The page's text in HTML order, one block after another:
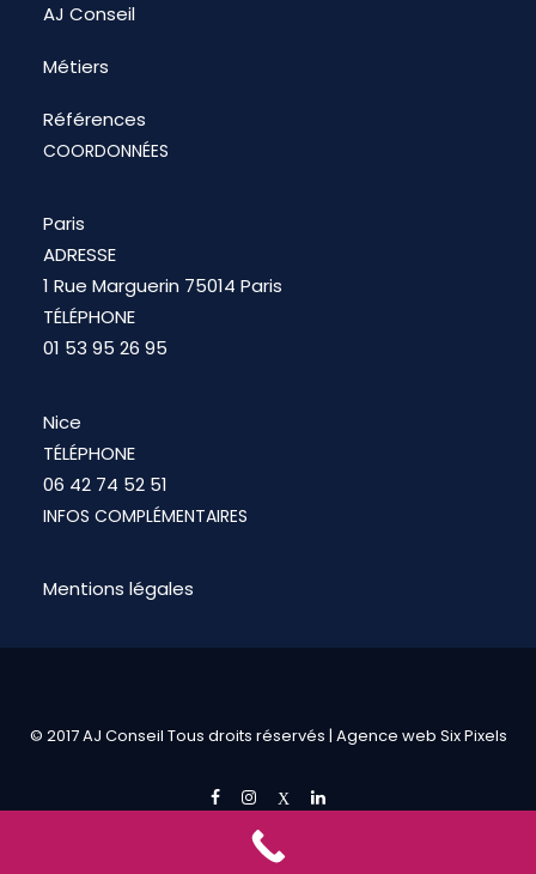
AJ Conseil
Métiers
Références
COORDONNÉES
Paris
ADRESSE
1 Rue Marguerin 75014 Paris
TÉLÉPHONE
01 53 95 26 95
Nice
TÉLÉPHONE
06 42 74 52 51
INFOS COMPLÉMENTAIRES
Mentions légales
© 2017 AJ Conseil Tous droits réservés | Agence web Six Pixels